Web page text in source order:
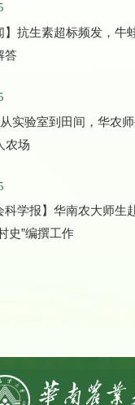
】抗生素超标频发，牛
答
从实验室到田间，华农
农场
科学报】华南农大师生
史”编撰工作